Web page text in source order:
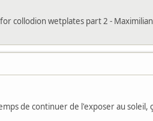
collodion wetplates part 2 -
de continuer de l'exposer au